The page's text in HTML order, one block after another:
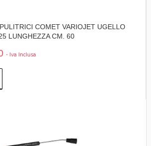
COMET VARIOJET UGELLO
LUNGHEZZA CM. 60
- Iva Inclusa